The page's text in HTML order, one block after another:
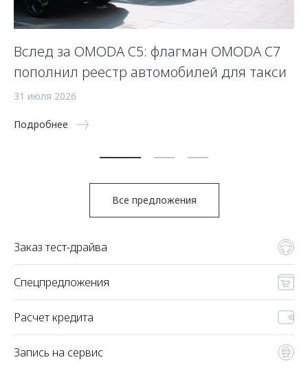
Вслед за OMODA C5: флагман OMODA C7
пополнил реестр автомобилей для такси
31 июля 2026
Подробнее
Все предложения
Заказ тест-драйва
Спецпредложения
Расчет кредита
Запись на сервис